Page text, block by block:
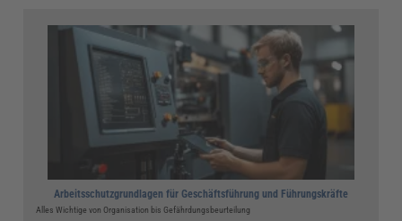
Arbeitsschutzgrundlagen für Geschäftsführung und Führungskräfte
Alles Wichtige von Organisation bis Gefährdungsbeurteilung